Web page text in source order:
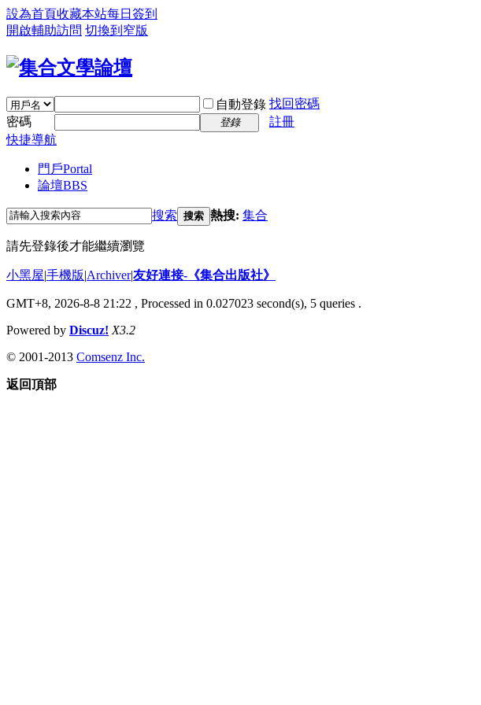
設為首頁收藏本站每日簽到
開啟輔助訪問 切換到窄版
自動登錄 找回密碼
密碼
登錄
註冊
快捷導航
門戶Portal
論壇BBS
搜索 搜索 熱搜: 集合
請先登錄後才能繼續瀏覽
小黑屋|手機版|Archiver|友好連接-《集合出版社》
GMT+8, 2026-8-8 21:22 , Processed in 0.027023 second(s), 5 queries .
Powered by Discuz! X3.2
© 2001-2013 Comsenz Inc.
返回頂部